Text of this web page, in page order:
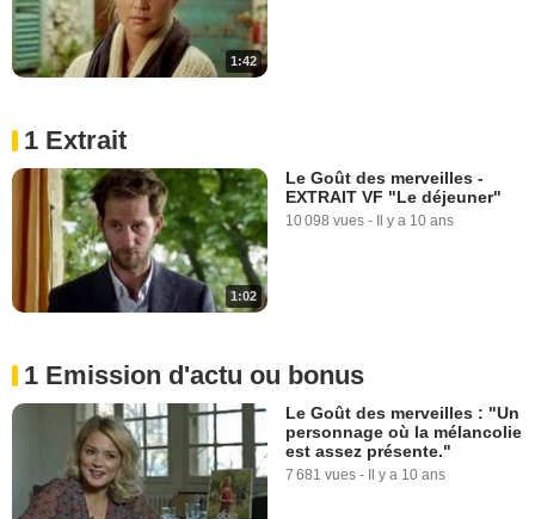
1:42
1 Extrait
1:02
Le Goût des merveilles -
EXTRAIT VF "Le déjeuner"
10 098 vues - Il y a 10 ans
1 Emission d'actu ou bonus
Le Goût des merveilles : "Un
personnage où la mélancolie
est assez présente."
7 681 vues - Il y a 10 ans